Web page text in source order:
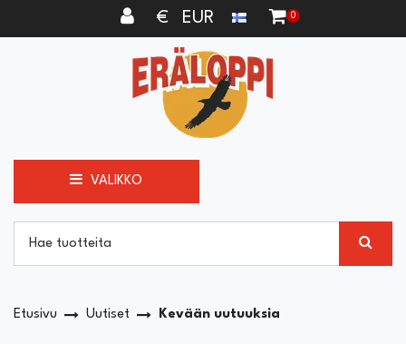
€ EUR 0
VALIKKO
Etusivu Uutiset Kevään uutuuksia